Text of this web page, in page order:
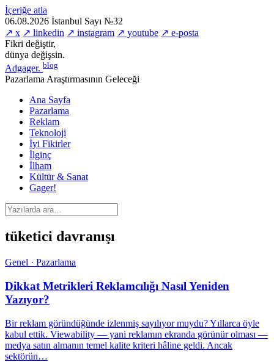
İçeriğe atla
06.08.2026 İstanbul Sayı №32
↗ x ↗ linkedin ↗ instagram ↗ youtube ↗ e-posta
Fikri değiştir,
dünya değişsin.
Adgager. blog
Pazarlama Araştırmasının Geleceği
Ana Sayfa
Pazarlama
Reklam
Teknoloji
İyi Fikirler
İlginç
İlham
Kültür & Sanat
Gager!
tüketici davranışı
Genel · Pazarlama
Dikkat Metrikleri Reklamcılığı Nasıl Yeniden
Yazıyor?
Bir reklam göründüğünde izlenmiş sayılıyor muydu? Yıllarca öyle
kabul ettik. Viewability — yani reklamın ekranda görünür olması —
medya satın almanın temel kalite kriteri hâline geldi. Ancak
sektörün…